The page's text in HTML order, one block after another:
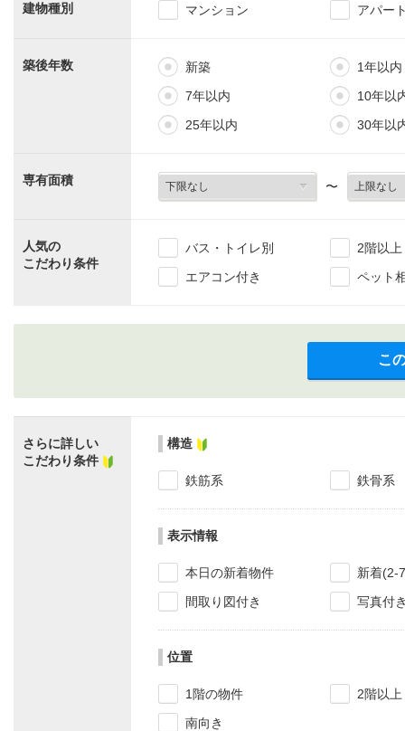
建物種別 マンション アパー
築後年数 新築
1年以内
7年以内
10年以
25年以内
30年以
専有面積 〜
人気の
こだわり条件
バス・トイレ別
2階以上
エアコン付き
ペット
こ
さらに詳しい
こだわり条件
構造
鉄筋系 鉄骨系
表示情報
本日の新着物件
新着(2-
間取り図付き
写真付
位置
1階の物件
2階以上
南向き